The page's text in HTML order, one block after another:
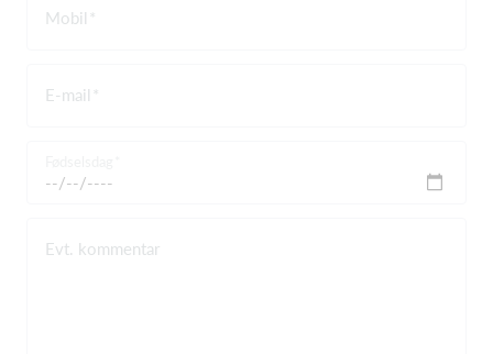
Mobil
E-mail
Evt. kommentar